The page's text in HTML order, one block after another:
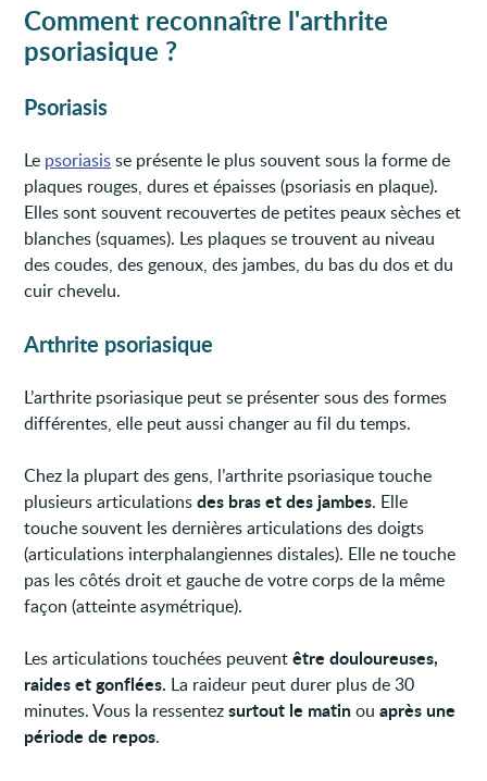
Comment reconnaître l'arthrite
psoriasique ?
Psoriasis
Le psoriasisse présente le plus souvent sous la forme de
plaques rouges, dures et épaisses (psoriasis en plaque).
Elles sont souvent recouvertes de petites peaux sèches et
blanches (squames). Les plaques se trouvent au niveau
des coudes, des genoux, des jambes, du bas du dos et du
cuir chevelu.
Arthrite psoriasique
L’arthrite psoriasique peut se présenter sous des formes
différentes, elle peut aussi changer au fil du temps.
Chez la plupart des gens, l’arthrite psoriasique touche
plusieurs articulationsdes bras et des jambes. Elle
touche souvent les dernières articulations des doigts
(articulations interphalangiennes distales). Elle ne touche
pas les côtés droit et gauche de votre corps de la même
façon (atteinte asymétrique).
Les articulations touchées peuventêtre douloureuses,
raides et gonflées. La raideur peut durer plus de 30
minutes. Vous la ressentezsurtout le matinouaprès une
période de repos.